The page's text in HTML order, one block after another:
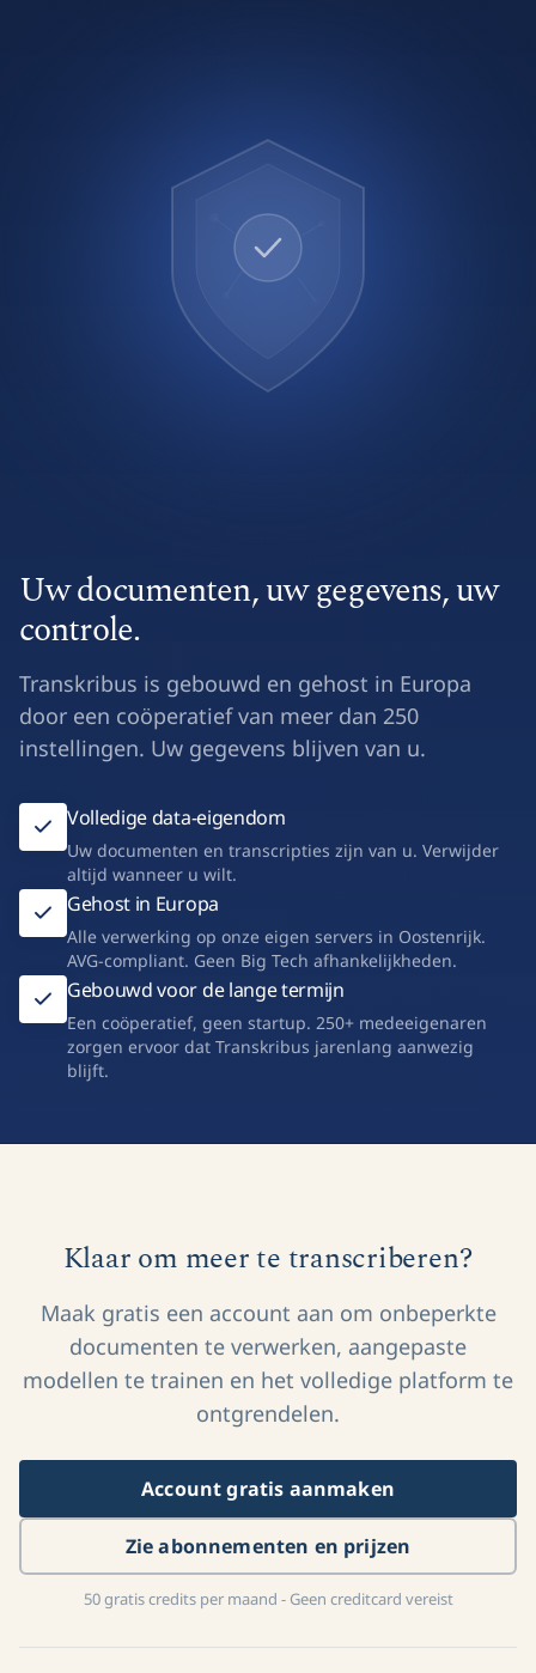
Uw documenten, uw gegevens, uw
controle.
Transkribus is gebouwd en gehost in Europa
door een coöperatief van meer dan 250
instellingen. Uw gegevens blijven van u.
Volledige data-eigendom
Uw documenten en transcripties zijn van u. Verwijder
altijd wanneer u wilt.
Gehost in Europa
Alle verwerking op onze eigen servers in Oostenrijk.
AVG-compliant. Geen Big Tech afhankelijkheden.
Gebouwd voor de lange termijn
Een coöperatief, geen startup. 250+ medeeigenaren
zorgen ervoor dat Transkribus jarenlang aanwezig
blijft.
Klaar om meer te transcriberen?
Maak gratis een account aan om onbeperkte
documenten te verwerken, aangepaste
modellen te trainen en het volledige platform te
ontgrendelen.
Account gratis aanmaken
Zie abonnementen en prijzen
50 gratis credits per maand - Geen creditcard vereist